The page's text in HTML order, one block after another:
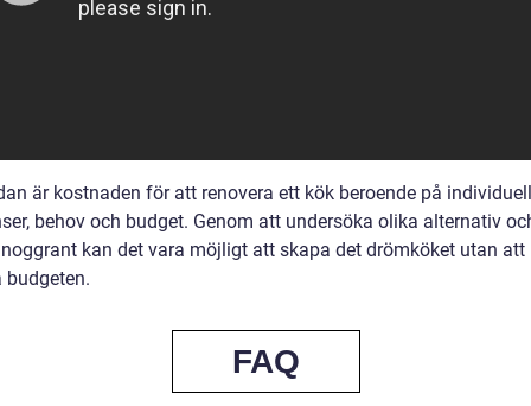
är kostnaden för att renovera ett kök beroende på
behov och budget. Genom att undersöka olika alternativ
kan det vara möjligt att skapa det drömköket utan att
budgeten.
FAQ